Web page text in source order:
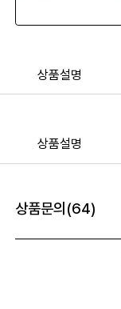
상품설명
상품설명
상품문의(64)